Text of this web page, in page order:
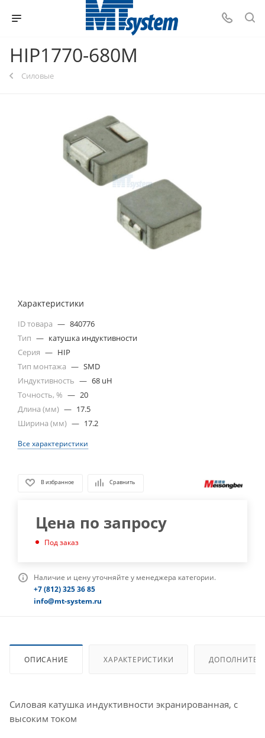
HIP1770-680M
Силовые
Характеристики
ID товара — 840776
Тип — катушка индуктивности
Серия — HIP
Тип монтажа — SMD
Индуктивность — 68 uH
Точность, % — 20
Длина (мм) — 17.5
Ширина (мм) — 17.2
Все характеристики
В избранное Сравнить
Цена по запросу
Под заказ
Наличие и цену уточняйте у менеджера категории.
+7 (812) 325 36 85
info@mt-system.ru
ОПИСАНИЕ ХАРАКТЕРИСТИКИ
Силовая катушка индуктивности экранированная, с
высоким током